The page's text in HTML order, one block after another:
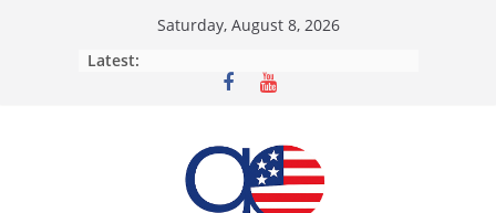
Saturday, August 8, 2026
Latest: